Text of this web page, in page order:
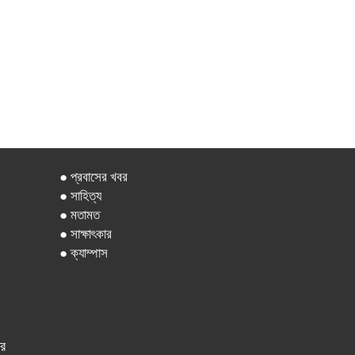
● প্রবাসের খবর
● সাহিত্য
● মতামত
● সাক্ষাৎকার
● ক্যাম্পাস